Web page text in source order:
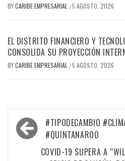
BYCARIBE EMPRESARIAL /5 AGOSTO, 2026
EL DISTRITO FINANCIERO Y
CONSOLIDA SU PROYECCIÓN
BYCARIBE EMPRESARIAL /5 AGOSTO, 2026
Navegación
de
entradas
#TIPODECAMBIO
#QUINTANAROO
COVID-19 SUPERA A